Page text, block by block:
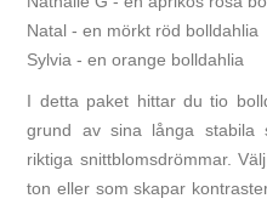
Natal - en mörkt röd bolldahlia
Sylvia - en orange bolldahlia
I detta paket hittar du tio
grund av sina långa stabila
riktiga snittblomsdrömmar.
ton eller som skapar